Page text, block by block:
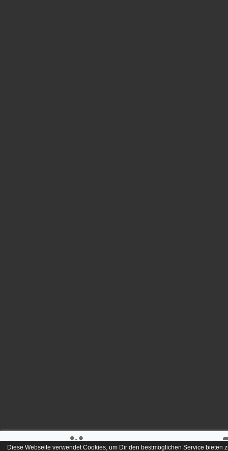
Diese Webseite verwendet Cookies, um Dir den bestmöglichen Service